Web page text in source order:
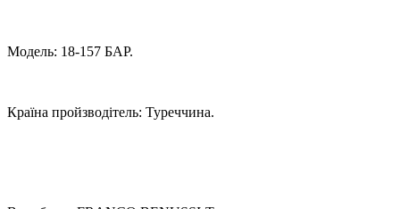
Модель: 18-157 БАР.
Країна пройзводітель: Туреччина.